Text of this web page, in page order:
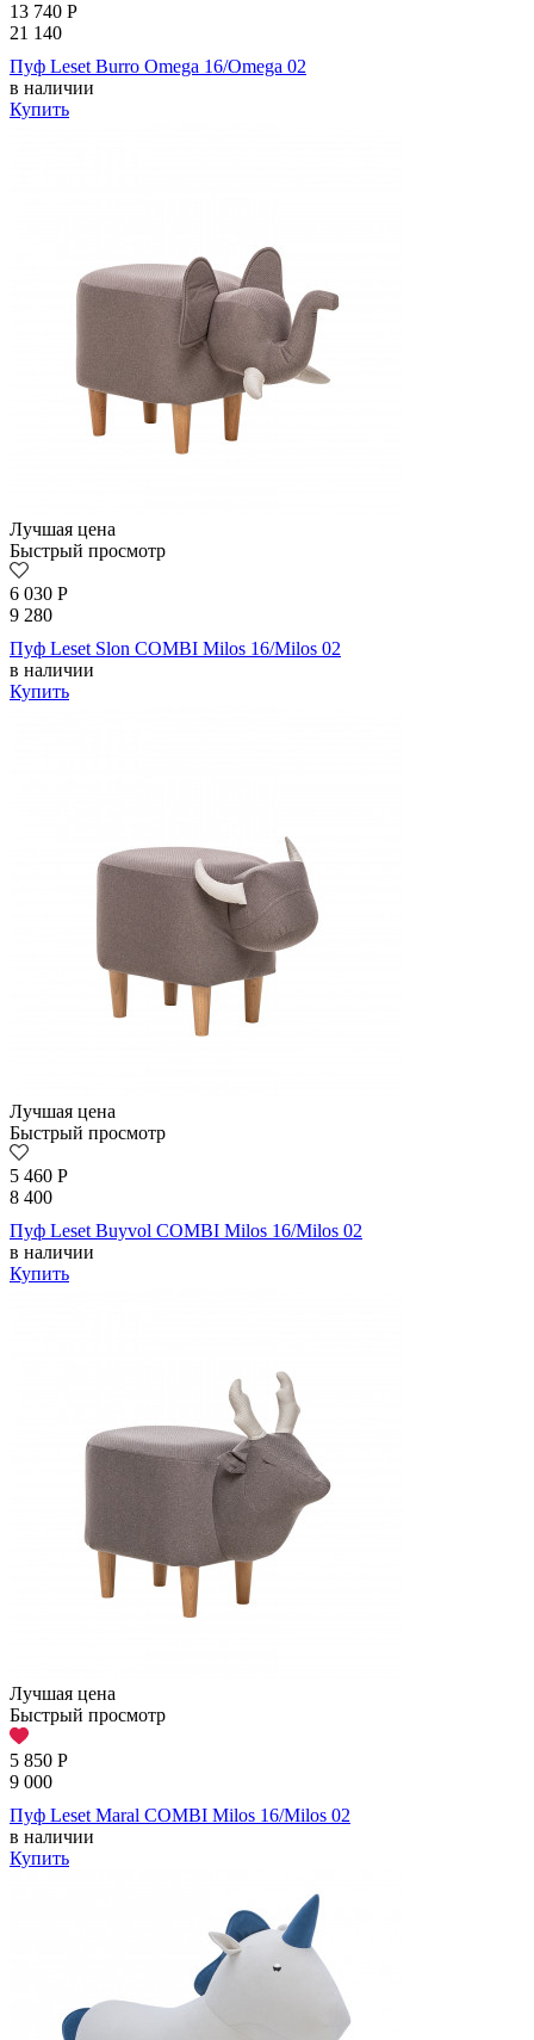
13 740 Р
21 140
Пуф Leset Burro Omega 16/Omega 02
в наличии
Купить
Лучшая цена
Быстрый просмотр
6 030 Р
9 280
Пуф Leset Slon COMBI Milos 16/Milos 02
в наличии
Купить
Лучшая цена
Быстрый просмотр
5 460 Р
8 400
Пуф Leset Buyvol COMBI Milos 16/Milos 02
в наличии
Купить
Лучшая цена
Быстрый просмотр
5 850 Р
9 000
Пуф Leset Maral COMBI Milos 16/Milos 02
в наличии
Купить